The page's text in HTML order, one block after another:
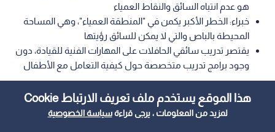
هذا الموقع يستخدم ملف تعريف الارتباط Cookie
لمزيد من المعلومات ، يرجى قراءةسياسة الخصوصية
هو عدم انتباه السائق والنقاط العمياء
خبراء: الخطر الأكبر يكمن في "المنطقة العمياء"، وهي المساحة
المحيطة بالباص والتي لا يمكن للسائق رؤيتها
يقتصر تدريب سائقي الحافلات على المهارات الفنية للقيادة، دون
وجود برامج تدريب متخصصة حول كيفية التعامل مع الأطفال